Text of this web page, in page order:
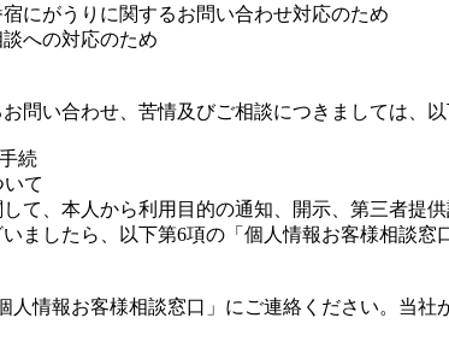
にがうりに関するお問い合わせ対応のため
への対応のため
問い合わせ、苦情及びご相談につきましては、
続
て
て、本人から利用目的の通知、開示、第三者提
ましたら、以下第6項の「個人情報お客様相談窓
人情報お客様相談窓口」にご連絡ください。当